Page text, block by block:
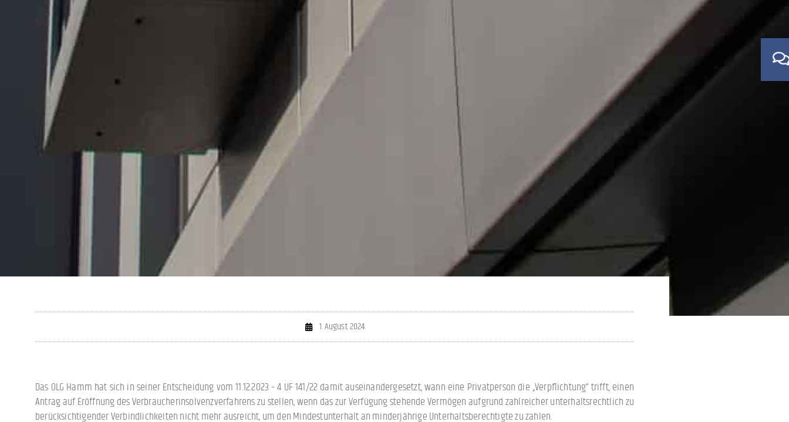
1. August 2024
Das OLG Hamm hat sich in seiner Entscheidung vom 11.12.2023 – 4 UF 141/22 damit auseinandergesetzt, wann eine Privatperson die „Verpflichtung“ trifft, einen
Antrag auf Eröffnung des Verbraucherinsolvenzverfahrens zu stellen, wenn das zur Verfügung stehende Vermögen aufgrund zahlreicher unterhaltsrechtlich zu
berücksichtigender Verbindlichkeiten nicht mehr ausreicht, um den Mindestunterhalt an minderjährige Unterhaltsberechtigte zu zahlen.